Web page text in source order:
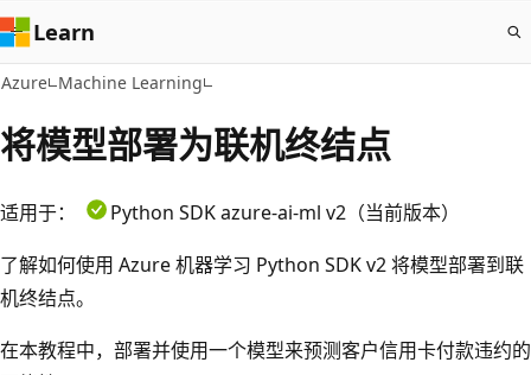
Learn
Azure Machine Learning
将模型部署为联机终结点
适用于：
Python SDK azure-ai-ml v2（当前版本）
了解如何使用 Azure 机器学习 Python SDK v2 将模型部署到联
机终结点。
在本教程中，部署并使用一个模型来预测客户信用卡付款违约的